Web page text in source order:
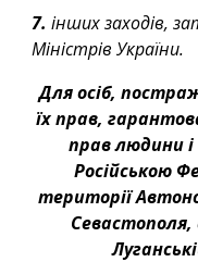
7. інших заходів,
Міністрів України.
Для осіб,
їх прав,
прав людини
Російською
території